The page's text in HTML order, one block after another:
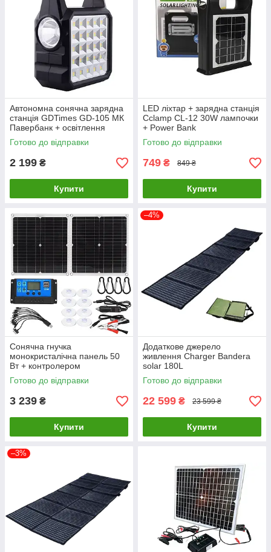
Автономна сонячна зарядна
станція GDTimes GD-105 МК
Павербанк + освітлення
Готово до відправки
2 199 ₴
Купити
LED ліхтар + зарядна станція
Cclamp CL-12 30W лампочки
+ Power Bank
Готово до відправки
749 ₴ 849 ₴
Купити
Сонячна гнучка
монокристалічна панель 50
Вт + контролером
Готово до відправки
3 239 ₴
Купити
–4%
Додаткове джерело
живлення Charger Bandera
solar 180L
Готово до відправки
22 599 ₴ 23 599 ₴
Купити
–3%